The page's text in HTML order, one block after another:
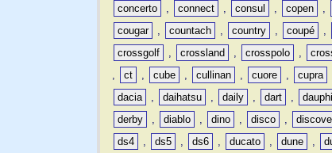
concerto
, connect , consul , copen ,
cougar
, countach , country , coupé ,
crossgolf
, crossland , crosspolo ,
,
ct , cube , cullinan , cuore , cupra
dacia
, daihatsu , daily , dart ,
derby
, diablo , dino , disco ,
ds4
, ds5 , ds6 , ducato , dune ,